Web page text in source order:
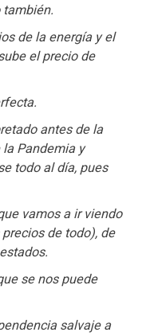
también.
de la energía y el
el precio de
antes de la
la Pandemia y
todo al día, pues
vamos a ir viendo
de todo), de
se nos puede
salvaje a